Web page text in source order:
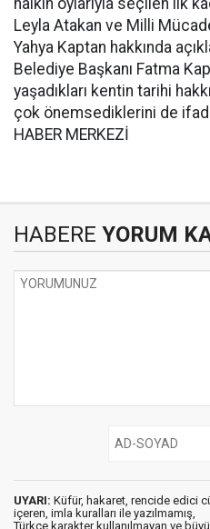
halkın oylarıyla seçilen ilk
Leyla Atakan ve Milli
Yahya Kaptan hakkında
Belediye Başkanı Fatma
yaşadıkları kentin tarihi
çok önemsediklerini de
HABER MERKEZİ
HABERE YORUM
UYARI: Küfür, hakaret, rencide edici
içeren, imla kuralları ile yazılmamış,
Türkçe karakter kullanılmayan ve